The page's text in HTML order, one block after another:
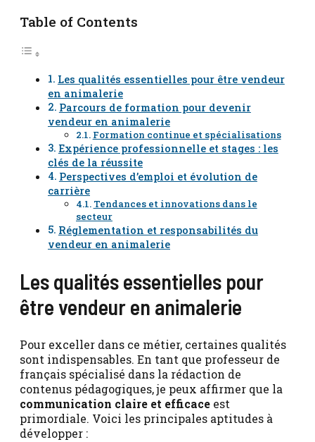
Table of Contents
Les qualités essentielles pour être vendeur
en animalerie
Parcours de formation pour devenir
vendeur en animalerie
Formation continue et spécialisations
Expérience professionnelle et stages : les
clés de la réussite
Perspectives d’emploi et évolution de
carrière
Tendances et innovations dans le
secteur
Réglementation et responsabilités du
vendeur en animalerie
Les qualités essentielles pour
être vendeur en animalerie
Pour exceller dans ce métier, certaines qualités
sont indispensables. En tant que professeur de
français spécialisé dans la rédaction de
contenus pédagogiques, je peux affirmer que la
communication claire et efficace est
primordiale. Voici les principales aptitudes à
développer :